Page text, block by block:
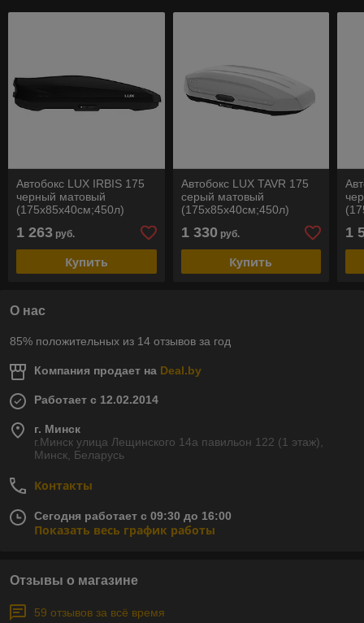
Автобокс LUX IRBIS 175
черный матовый
(175х85х40см;450л)
1 263 руб.
Купить
Автобокс LUX TAVR 175
серый матовый
(175х85х40см;450л)
1 330 руб.
Купить
1
О нас
85% положительных из 14 отзывов за год
Компания продает на Deal.by
Работает с 12.02.2014
г. Минск
г.Минск улица Лещинского 14а павильон 122 (1 этаж),
Минск, Беларусь
Контакты
Сегодня работает с 09:30 до 16:00
Показать весь график работы
Отзывы о магазине
59 отзывов за всё время